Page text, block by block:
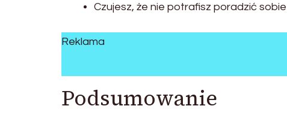
Czujesz, że nie potrafisz poradzić
Reklama
Podsumowanie